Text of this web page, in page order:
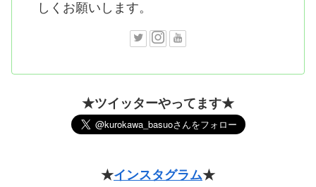
しくお願いします。
★ツイッターやってます★
★インスタグラム★